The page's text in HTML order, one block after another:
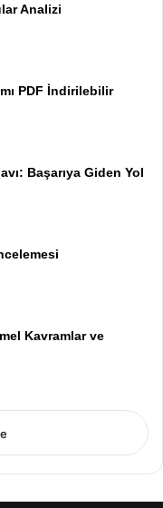
Analizi
PDF İndirilebilir
Başarıya Giden Yol
Kavramlar ve